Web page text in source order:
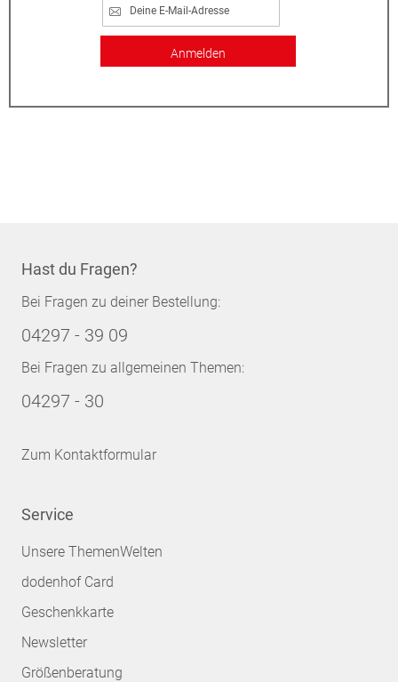
Anmelden
Hast du Fragen?
Bei Fragen zu deiner Bestellung:
04297 - 39 09
Bei Fragen zu allgemeinen Themen:
04297 - 30
Zum Kontaktformular
Service
Unsere ThemenWelten
dodenhof Card
Geschenkkarte
Newsletter
Größenberatung